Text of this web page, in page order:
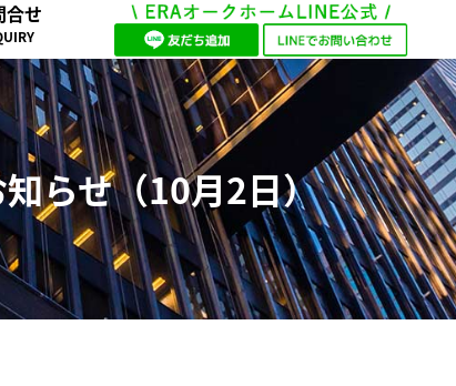
合せ
らせ（10月2日）